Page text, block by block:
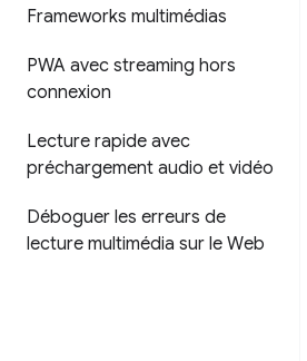
Frameworks multimédias
PWA avec streaming hors
connexion
Lecture rapide avec
préchargement audio et vidéo
Déboguer les erreurs de
lecture multimédia sur le Web